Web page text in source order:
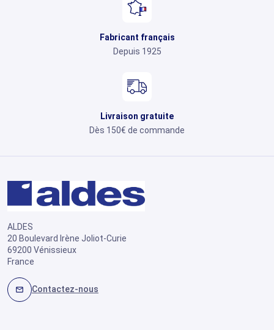
Fabricant français
Depuis 1925
Livraison gratuite
Dès 150€ de commande
ALDES
20 Boulevard Irène Joliot-Curie
69200 Vénissieux
France
mail Contactez-nous